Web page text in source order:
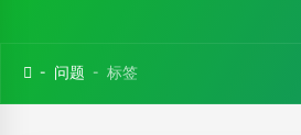
问题 标签